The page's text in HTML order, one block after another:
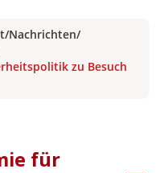
/Nachrichten/
zu Besuch
für